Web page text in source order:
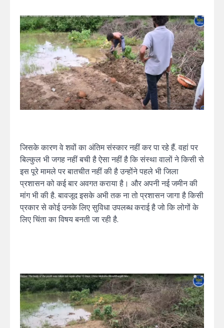
जिसके कारण वे शवों का अंतिम संस्कार नहीं कर पा रहे हैं. वहां पर
बिल्कुल भी जगह नहीं बची है ऐसा नहीं है कि संस्था वालों ने किसी से
इस पूरे मामले पर बातचीत नहीं की है उन्होंने पहले भी जिला
प्रशासन को कई बार अवगत कराया है। और अपनी नई जमीन की
मांग भी की है. बावजूद इसके अभी तक ना तो प्रशासन जागा है किसी
प्रकार से कोई उनके लिए सुविधा उपलब्ध कराई है जो कि लोगों के
लिए चिंता का विषय बनती जा रही है.